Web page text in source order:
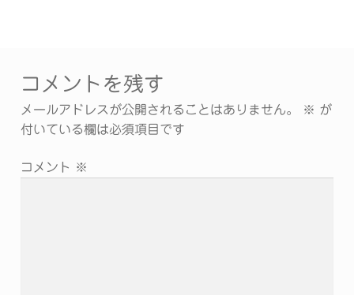
コメントを残す
メールアドレスが公開されることはありません。 ※ が
付いている欄は必須項目です
コメント ※